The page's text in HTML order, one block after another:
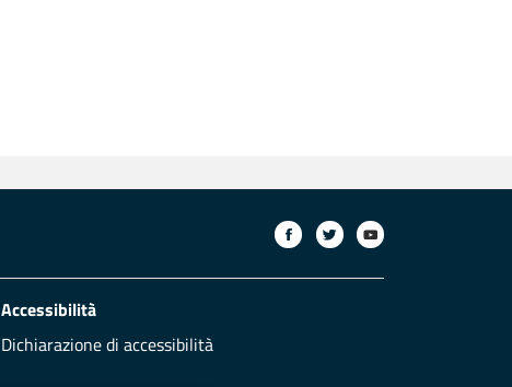
Accessibilità
Dichiarazione di accessibilità